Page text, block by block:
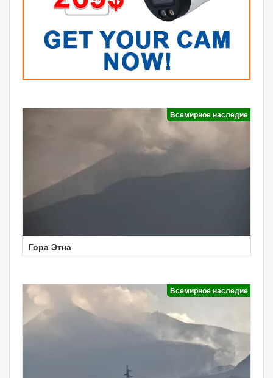
Всемирное наследие
Гора Этна
Всемирное наследие